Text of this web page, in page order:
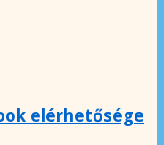
elérhetősége